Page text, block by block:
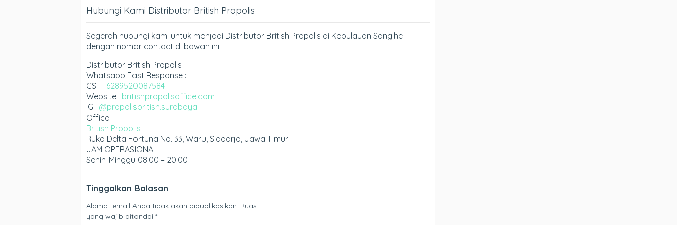
Hubungi Kami Distributor British Propolis
Segerah hubungi kami untuk menjadi Distributor British Propolis di Kepulauan Sangihe
dengan nomor contact di bawah ini.
Distributor British Propolis
Whatsapp Fast Response :
CS : +6289520087584
Website : britishpropolisoffice.com
IG : @propolisbritish.surabaya
Office:
British Propolis
Ruko Delta Fortuna No. 33, Waru, Sidoarjo, Jawa Timur
JAM OPERASIONAL
Senin-Minggu 08:00 – 20:00
Tinggalkan Balasan
Alamat email Anda tidak akan dipublikasikan. Ruas
yang wajib ditandai *